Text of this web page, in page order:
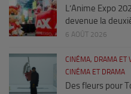
L’Anime Expo
devenue la
6 AOÛT 2026
CINÉMA, DRAMA ET
CINÉMA ET DRAMA
Des fleurs pour